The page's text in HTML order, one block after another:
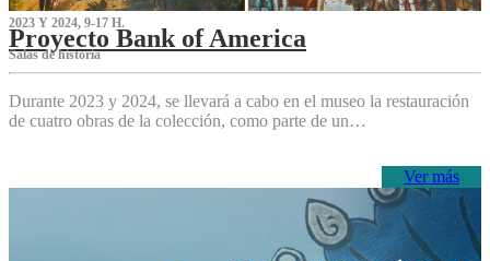
2023 Y 2024, 9-17 H.
Proyecto Bank of America
S‌alas de historia
Durante 2023 y 2024, se llevará a cabo en el museo la restauración
de cuatro obras de la colección, como parte de un…
Ver más